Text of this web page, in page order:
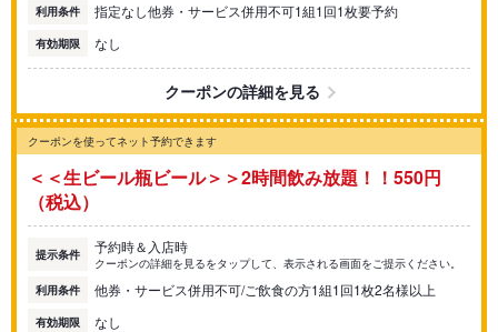
利用条件
指定なし他券・サービス併用不可1組1回1枚要予約
有効期限 なし
クーポンの詳細を見る
クーポンを使ってネット予約できます
＜＜生ビール瓶ビール＞＞2時間飲み放題！！550円
（税込）
提示条件 予約時＆入店時
クーポンの詳細を見るをタップして、表示される画面をご提示ください。
利用条件
他券・サービス併用不可/ご飲食の方1組1回1枚2名様以上
有効期限 なし